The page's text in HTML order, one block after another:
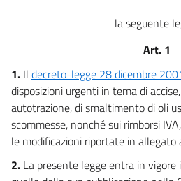
la seguente
Art. 1
1. Il decreto-legge 28 dicembre
disposizioni urgenti in tema di
autotrazione, di smaltimento di oli
scommesse, nonché sui rimborsi
le modificazioni riportate in allegato
2. La presente legge entra in vigore